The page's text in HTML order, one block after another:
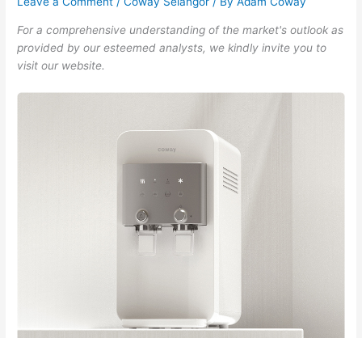
For a comprehensive understanding of the market's outlook as
provided by our esteemed analysts, we kindly invite you to
visit our website.